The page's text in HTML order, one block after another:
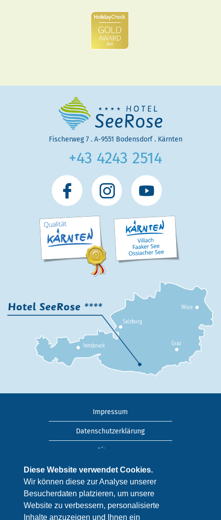
Diese Website verwendet Cookies.
Wir können diese zur Analyse unserer
Besucherdaten platzieren, um unsere
Website zu verbessern, personalisierte
Inhalte anzuzeigen und Ihnen ein
Fischerweg 7. A-9551 Bodensdorf. Kärnten
+43 4243 2514
Impressum
Datenschutzerklärung
Sitemap
Anreise
Newsletter